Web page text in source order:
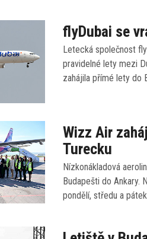
flyDubai se
Letecká společnost
pravidelné lety mezi
zahájila přímé lety do
Wizz Air
Turecku
Nízkonákladová
Budapešti do Ankary.
pondělí, středu a